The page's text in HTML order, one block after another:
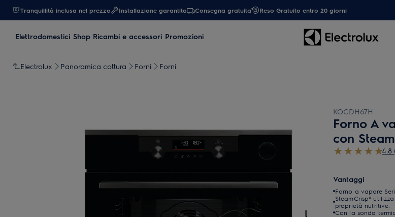
Tranquillità inclusa nel prezzo Installazione garantita Consegna gratuita Reso Gratuito entro 20 giorni
Elettrodomestici Shop Ricambi e accessori Promozioni
Electrolux Panoramica cottura Forni Forni
KOCDH67H
Forno A
con
4.8
Vantaggi
Forno a vapore
SteamCrisp®
proprietà nutritive.
Con la sonda